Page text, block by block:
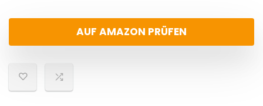
AUF AMAZON PRÜFEN